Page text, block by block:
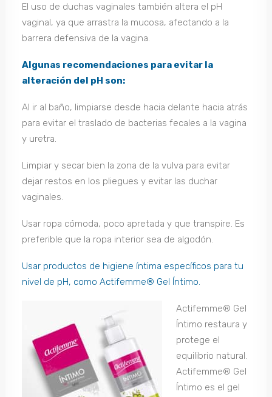
El uso de duchas vaginales también altera el pH
vaginal, ya que arrastra la mucosa, afectando a la
barrera defensiva de la vagina.
Algunas recomendaciones para evitar la
alteración del pH son:
Al ir al baño, limpiarse desde hacia delante hacia atrás
para evitar el traslado de bacterias fecales a la vagina
y uretra.
Limpiar y secar bien la zona de la vulva para evitar
dejar restos en los pliegues y evitar las duchar
vaginales.
Usar ropa cómoda, poco apretada y que transpire. Es
preferible que la ropa interior sea de algodón.
Usar productos de higiene íntima específicos para tu
nivel de pH, como Actifemme® Gel Íntimo.
Actifemme® Gel
Íntimo restaura y
protege el
equilibrio natural.
Actifemme® Gel
Íntimo es el gel